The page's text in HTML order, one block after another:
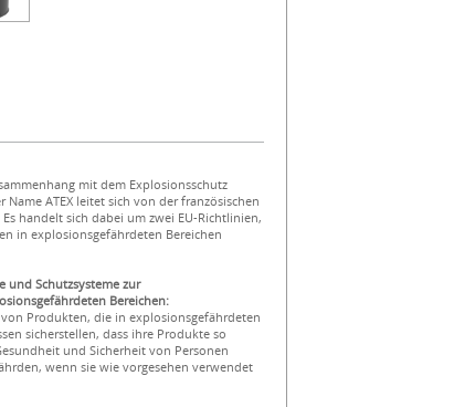
mit dem Explosionsschutz
ATEX leitet sich von der französischen
Es handelt sich dabei um zwei EU-Richtlinien,
in explosionsgefährdeten Bereichen
und Schutzsysteme zur
Bereichen:
Produkten, die in explosionsgefährdeten
sicherstellen, dass ihre Produkte so
und Sicherheit von Personen
wenn sie wie vorgesehen verwendet